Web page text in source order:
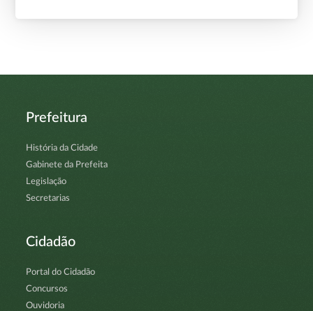
Prefeitura
História da Cidade
Gabinete da Prefeita
Legislação
Secretarias
Cidadão
Portal do Cidadão
Concursos
Ouvidoria